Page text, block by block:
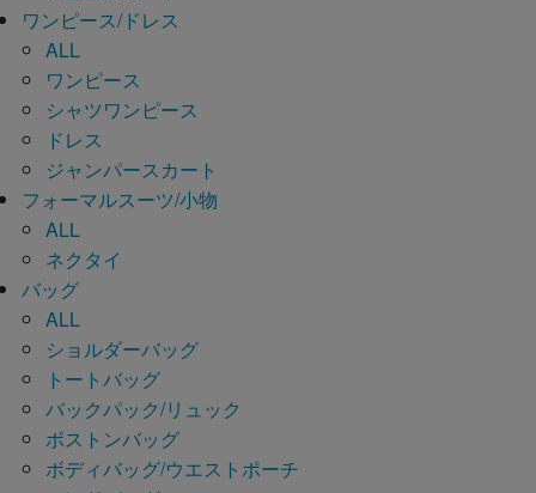
ワンピース/ドレス
ALL
ワンピース
シャツワンピース
ドレス
ジャンパースカート
フォーマルスーツ/小物
ALL
ネクタイ
バッグ
ALL
ショルダーバッグ
トートバッグ
バックパック/リュック
ボストンバッグ
ボディバッグ/ウエストポーチ